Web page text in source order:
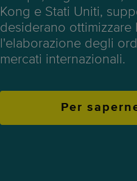
Kong e Stati Uniti,
desiderano
l'elaborazione degli
mercati internazionali.
Per